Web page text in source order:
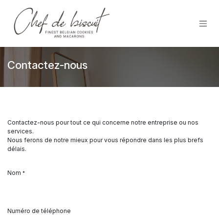
Contactez-nous
Contactez-nous pour tout ce qui concerne notre entreprise ou nos
services.
Nous ferons de notre mieux pour vous répondre dans les plus brefs
délais.
Nom *
Numéro de téléphone